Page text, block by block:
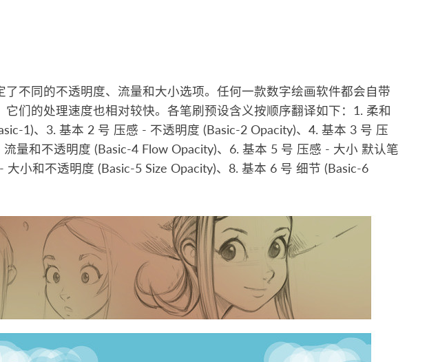
不同的不透明度、流量和大小选项。任何一款数字绘画软件都会自带
们的处理速度也相对较快。各笔刷预设含义按顺序翻译如下：1. 柔和
1)、3. 基本 2 号 压感 - 不透明度 (Basic-2 Opacity)、4. 基本 3 号 压
量和不透明度 (Basic-4 Flow Opacity)、6. 基本 5 号 压感 - 大小 默认笔
小和不透明度 (Basic-5 Size Opacity)、8. 基本 6 号 细节 (Basic-6